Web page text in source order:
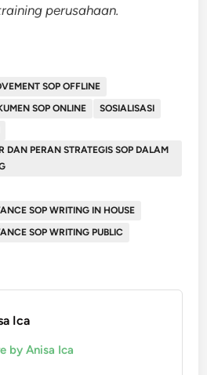
perusahaan.
SOP OFFLINE
SOP ONLINE
SOSIALISASI
DAN PERAN STRATEGIS SOP DALAM
SOP WRITING IN HOUSE
SOP WRITING PUBLIC
Ica
by Anisa Ica